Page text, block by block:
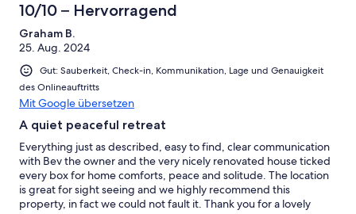
10/10 – Hervorragend
Graham B.
25. Aug. 2024
Gut: Sauberkeit, Check-in, Kommunikation, Lage und Genauigkeit
des Onlineauftritts
Mit Google übersetzen
A quiet peaceful retreat
Everything just as described, easy to find, clear communication
with Bev the owner and the very nicely renovated house ticked
every box for home comforts, peace and solitude. The location
is great for sight seeing and we highly recommend this
property, in fact we could not fault it. Thank you for a lovely